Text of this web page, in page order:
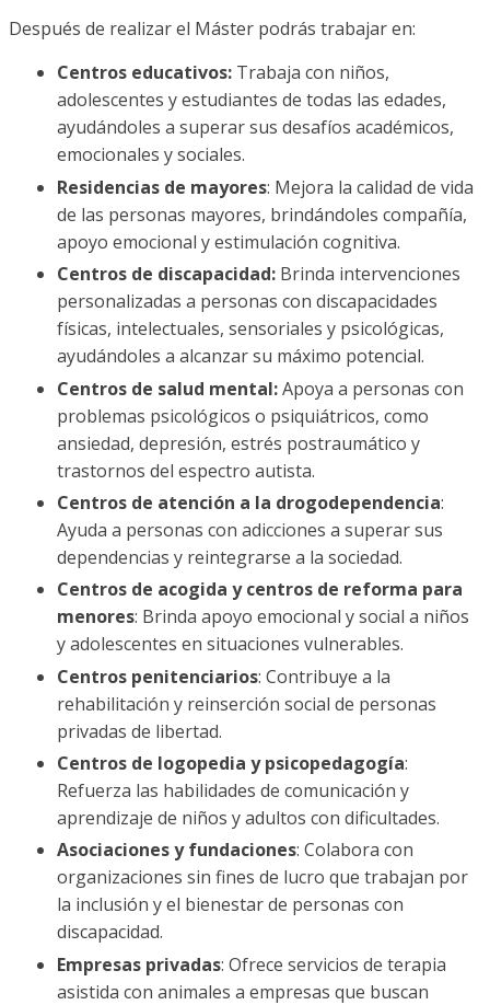
Después de realizar el Máster podrás trabajar en:
Centros educativos: Trabaja con niños,
adolescentes y estudiantes de todas las edades,
ayudándoles a superar sus desafíos académicos,
emocionales y sociales.
Residencias de mayores: Mejora la calidad de vida
de las personas mayores, brindándoles compañía,
apoyo emocional y estimulación cognitiva.
Centros de discapacidad: Brinda intervenciones
personalizadas a personas con discapacidades
físicas, intelectuales, sensoriales y psicológicas,
ayudándoles a alcanzar su máximo potencial.
Centros de salud mental:Apoya a personas con
problemas psicológicos o psiquiátricos, como
ansiedad, depresión, estrés postraumático y
trastornos del espectro autista.
Centros de atención a la drogodependencia:
Ayuda a personas con adicciones a superar sus
dependencias y reintegrarse a la sociedad.
Centros de acogida y centros de reforma para
menores: Brinda apoyo emocional y social a niños
y adolescentes en situaciones vulnerables.
Centros penitenciarios: Contribuye a la
rehabilitación y reinserción social de personas
privadas de libertad.
Centros de logopedia y psicopedagogía:
Refuerza las habilidades de comunicación y
aprendizaje de niños y adultos con dificultades.
Asociaciones y fundaciones: Colabora con
organizaciones sin fines de lucro que trabajan por
la inclusión y el bienestar de personas con
discapacidad.
Empresas privadas: Ofrece servicios de terapia
asistida con animales a empresas que buscan